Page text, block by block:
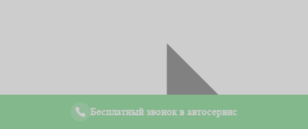
Бесплатный звонок в автосервис